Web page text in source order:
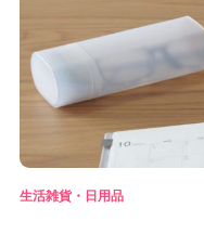
生活雑貨・日用品